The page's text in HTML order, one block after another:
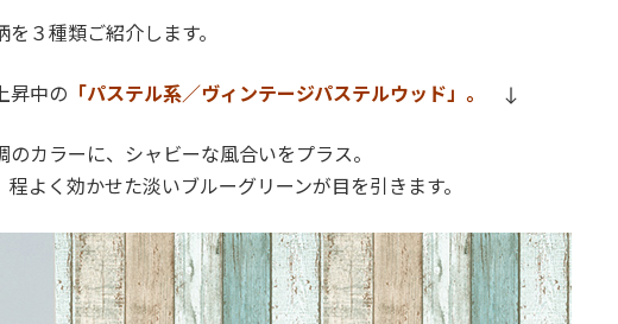
を３種類ご紹介します。
昇中の 「パステル系／ヴィンテージパステルウッド」。 ↓
のカラーに、シャビーな風合いをプラス。
程よく効かせた淡いブルーグリーンが目を引きます。